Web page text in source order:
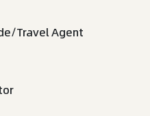
Travel Agent